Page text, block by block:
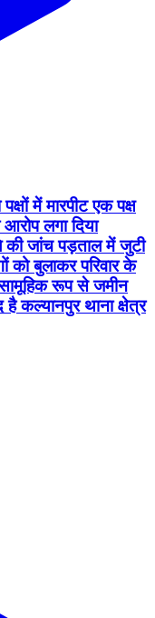
में मारपीट एक पक्ष
लगा दिया
की जांच पड़ताल में जुटी
को बुलाकर परिवार के
सामूहिक रूप से जमीन
कल्यानपुर थाना क्षेत्र